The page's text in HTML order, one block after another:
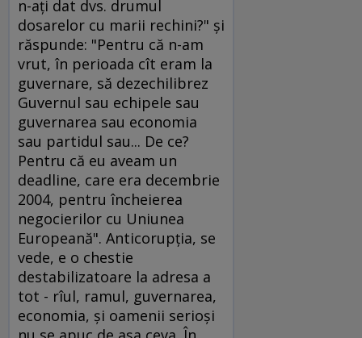
n-aţi dat dvs. drumul
dosarelor cu marii rechini?" şi
răspunde: "Pentru că n-am
vrut, în perioada cît eram la
guvernare, să dezechilibrez
Guvernul sau echipele sau
guvernarea sau economia
sau partidul sau... De ce?
Pentru că eu aveam un
deadline, care era decembrie
2004, pentru încheierea
negocierilor cu Uniunea
Europeană". Anticorupţia, se
vede, e o chestie
destabilizatoare la adresa a
tot - rîul, ramul, guvernarea,
economia, şi oamenii serioşi